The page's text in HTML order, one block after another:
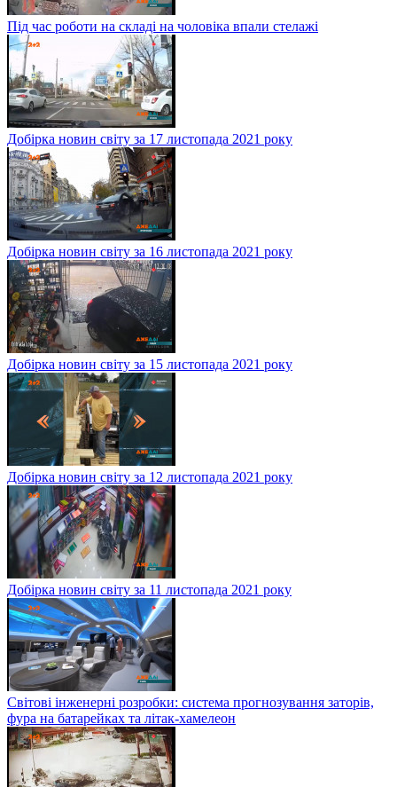
Під час роботи на складі на чоловіка впали стелажі
Добірка новин світу за 17 листопада 2021 року
Добірка новин світу за 16 листопада 2021 року
Добірка новин світу за 15 листопада 2021 року
Добірка новин світу за 12 листопада 2021 року
Добірка новин світу за 11 листопада 2021 року
Світові інженерні розробки: система прогнозування заторів,
фура на батарейках та літак-хамелеон